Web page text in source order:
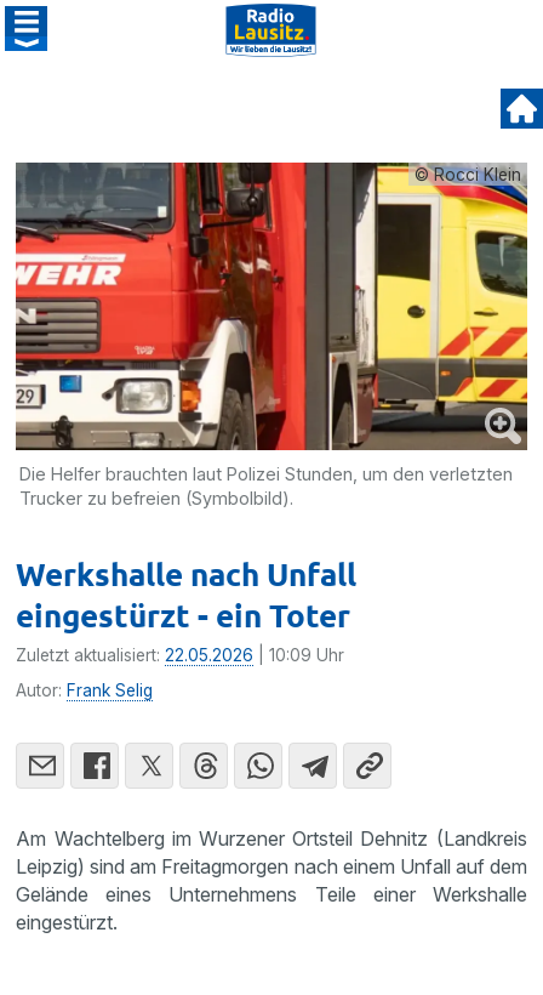
© Rocci Klein
Die Helfer brauchten laut Polizei Stunden, um den verletzten
Trucker zu befreien (Symbolbild).
Werkshalle nach Unfall
eingestürzt - ein Toter
Zuletzt aktualisiert:22.05.2026 | 10:09 Uhr
Autor: Frank Selig
Am Wachtelberg im Wurzener Ortsteil Dehnitz (Landkreis
Leipzig) sind am Freitagmorgen nach einem Unfall auf dem
Gelände eines Unternehmens Teile einer Werkshalle
eingestürzt.